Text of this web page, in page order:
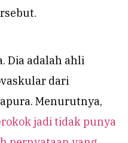
Dia adalah ahli
dari
Menurutnya,
jadi tidak punya